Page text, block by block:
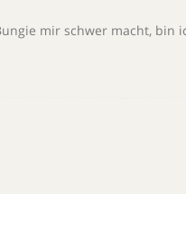
mir schwer macht, bin